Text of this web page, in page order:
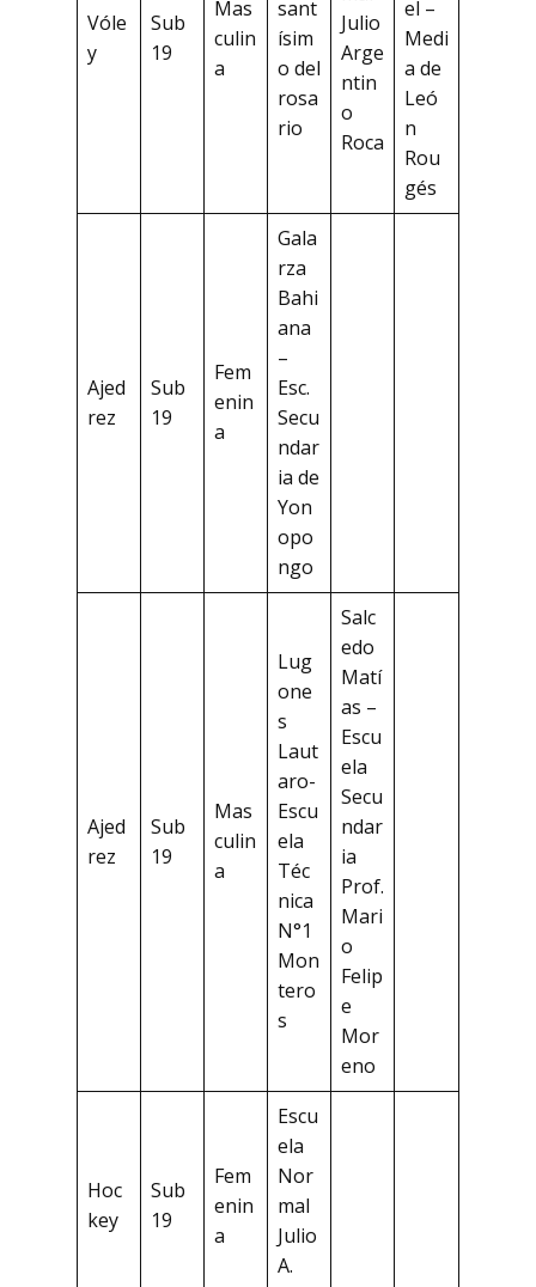
Vóle
y
Sub
19
Mas
culin
a
sant
ísim
o del
rosa
rio
Julio
Arge
ntin
o
Roca
el –
Medi
a de
Leó
n
Rou
gés
Ajed
rez
Sub
19
Fem
enin
a
Gala
rza
Bahi
ana
–
Esc.
Secu
ndar
ia de
Yon
opo
ngo
Ajed
rez
Sub
19
Mas
culin
a
Lug
one
s
Laut
aro-
Escu
ela
Téc
nica
N°1
Mon
tero
s
Salc
edo
Matí
as –
Escu
ela
Secu
ndar
ia
Prof.
Mari
o
Felip
e
Mor
eno
Hoc
key
Sub
19
Fem
enin
a
Escu
ela
Nor
mal
Julio
A.